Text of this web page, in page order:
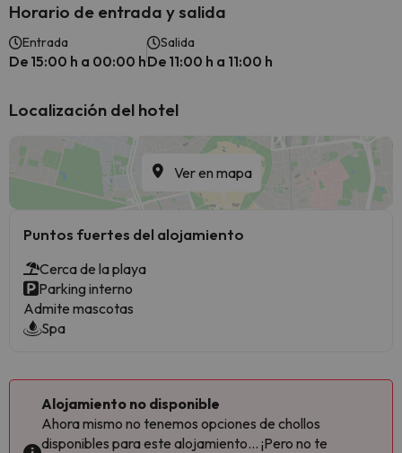
Horario de entrada y salida
Entrada
De 15:00 h a 00:00 h
Salida
De 11:00 h a 11:00 h
Localización del hotel
Ver en mapa
Puntos fuertes del alojamiento
Cerca de la playa
Parking interno
Admite mascotas
Spa
Alojamiento no disponible
Ahora mismo no tenemos opciones de chollos
disponibles para este alojamiento... ¡Pero no te